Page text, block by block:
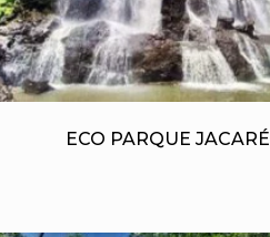
ECO PARQUE JACARÉ